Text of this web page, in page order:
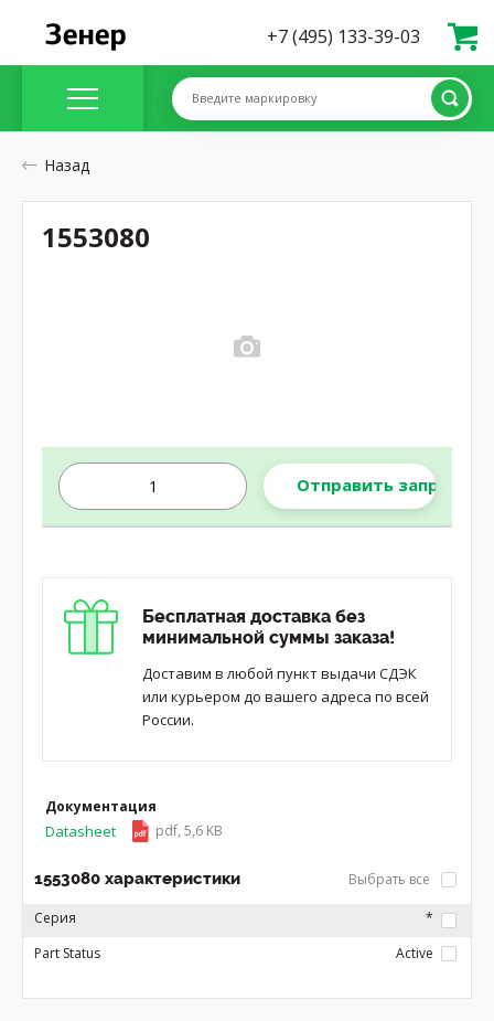
+7 (495) 133-39-03
Введите маркировку
Назад
Отправить запрос
Бесплатная доставка без
минимальной суммы заказа!
Доставим в любой пункт выдачи СДЭК
или курьером до вашего адреса по всей
России.
Документация
Datasheet pdf, 5,6 KB
1553080 характеристики Выбрать все
Серия
*
Part Status
Active
1553080